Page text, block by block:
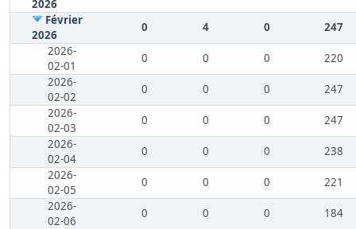
2026
Février
2026
0 4 0
247
2026-
02-01
0 0 0
220
2026-
02-02
0 0 0
247
2026-
02-03
0 0 0
247
2026-
02-04
0 0 0
238
2026-
02-05
0 0 0
221
2026-
02-06
0 0 0
184